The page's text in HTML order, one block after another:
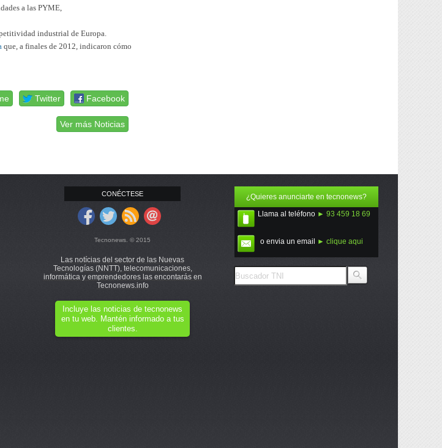
a las PYME,
industrial de Europa.
que, a finales de 2012, indicaron cómo
Facebook
Twitter
Ver más Noticias
CONÉCTESE
Tecnonews. © 2015
Las notícias del sector de las Nuevas
Tecnologías (NNTT), telecomunicaciones,
informática y emprendedores las encontarás en
Tecnonews.info
Incluye las noticias de tecnonews
en tu web. Mantén informado a tus
clientes.
¿Quieres anunciarte en tecnonews?
Llama al teléfono ► 93 459 18 69
o envia un email ► clique aqui